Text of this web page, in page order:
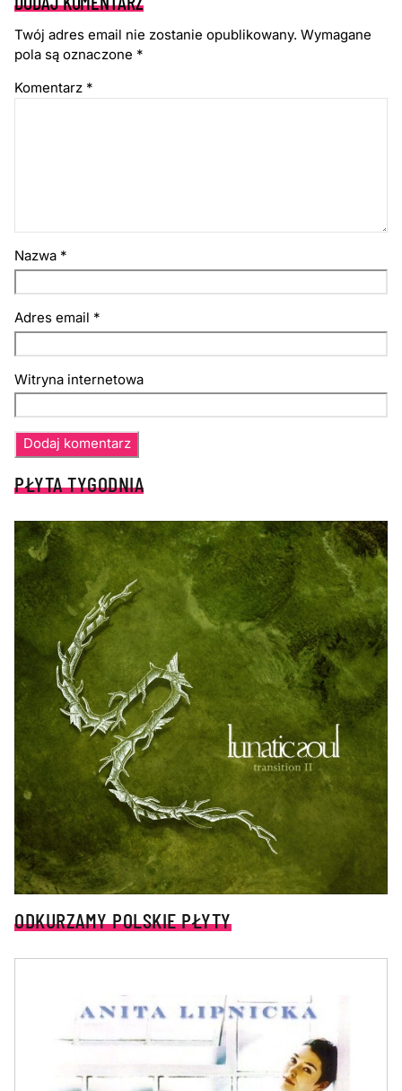
Twój adres email nie zostanie opublikowany. Wymagane
pola są oznaczone *
Komentarz *
Nazwa *
Adres email *
Witryna internetowa
PŁYTA TYGODNIA
ODKURZAMY POLSKIE PŁYTY